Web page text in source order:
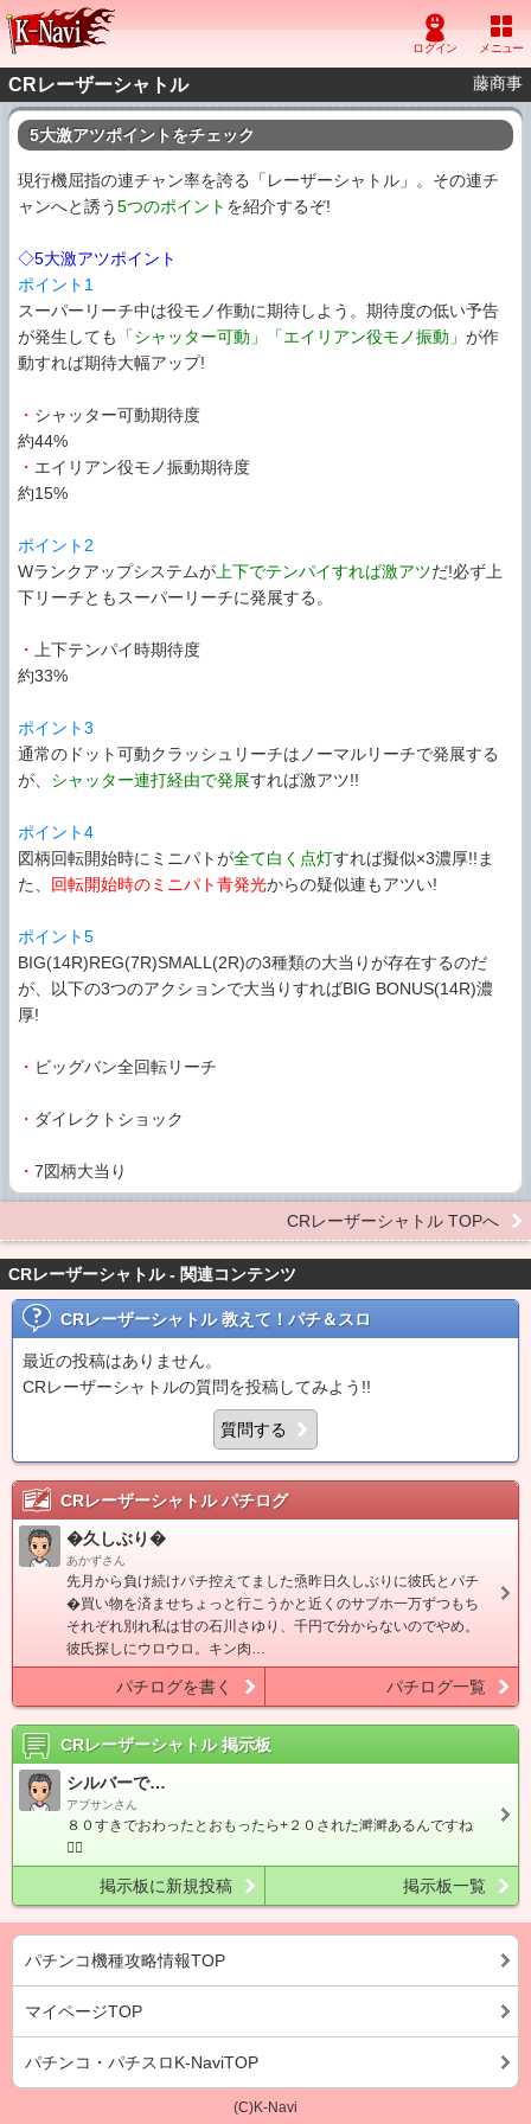
CRレーザーシャトル 藤商事
5大激アツポイントをチェック
現行機屈指の連チャン率を誇る「レーザーシャトル」。その連チ
ャンへと誘う5つのポイント を紹介するぞ!
◇5大激アツポイント
ポイント1
スーパーリーチ中は役モノ作動に期待しよう。期待度の低い予告
が発生しても
「シャッター可動」「エイリアン役モノ振動」 が作
動すれば期待大幅アップ!
・ シャッター可動期待度
約44%
・ エイリアン役モノ振動期待度
約15%
ポイント2
Wランクアップシステムが 上下でテンパイすれば激アツだ!必ず上
下リーチともスーパーリーチに発展する。
・
上下テンパイ時期待度
約33%
ポイント3
通常のドット可動クラッシュリーチはノーマルリーチで発展する
が、 シャッター連打経由で発展すれば激アツ!!
ポイント4
図柄回転開始時にミニパトが全て白く点灯すれば擬似×3濃厚!!ま
た、 回転開始時のミニパト青発光からの疑似連もアツい!
ポイント5
BIG(14R)REG(7R)SMALL(2R)の3種類の大当りが存在するのだ
が、以下の3つのアクションで大当りすればBIG BONUS(14R)濃
厚!
・ ビッグバン全回転リーチ
・ ダイレクトショック
・ 7図柄大当り
CRレーザーシャトル TOPへ
CRレーザーシャトル - 関連コンテンツ
CRレーザーシャトル教えて！パチ＆スロ
最近の投稿はありません。
CRレーザーシャトルの質問を投稿してみよう!!
質問する
CRレーザーシャトルパチログ
�久しぶり�
あかずさん
先月から負け続けパチ控えてました焏昨日久しぶりに彼氏とパチ
�買い物を済ませちょっと行こうかと近くのサブホ一万ずつもち
それぞれ別れ私は甘の石川さゆり、千円で分からないのでやめ。
彼氏探しにウロウロ。キン肉…
パチログを書く パチログ一覧
CRレーザーシャトル掲示板
シルバーで…
アブサンさん
８０すきでおわったとおもったら+２０された溿溿あるんですね

掲示板に新規投稿 掲示板一覧
パチンコ機種攻略情報TOP
マイページTOP
パチンコ・パチスロK-NaviTOP
(C)K-Navi